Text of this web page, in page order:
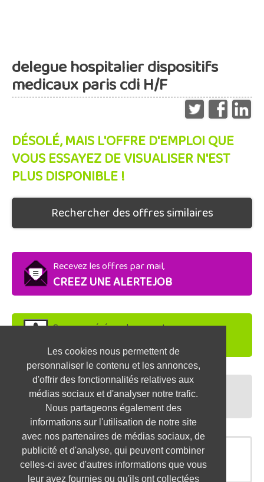
Les cookies nous permettent de
personnaliser le contenu et les annonces,
d'offrir des fonctionnalités relatives aux
médias sociaux et d'analyser notre trafic.
Nous partageons également des
informations sur l'utilisation de notre site
avec nos partenaires de médias sociaux, de
publicité et d'analyse, qui peuvent combiner
celles-ci avec d'autres informations que vous
leur avez fournies ou qu'ils ont collectées
delegue hospitalier dispositifs
medicaux paris cdi H/F
DÉSOLÉ, MAIS L'OFFRE D'EMPLOI QUE
VOUS ESSAYEZ DE VISUALISER N'EST
PLUS DISPONIBLE !
Rechercher des offres similaires
Recevez les offres par mail,
CREEZ UNE ALERTEJOB
Soyez repéré par les recruteurs,
DEPOSEZ VOTRE CV
Préparez vos entretiens,
TESTEZ-VOUS
OFFRES SIMILAIRES